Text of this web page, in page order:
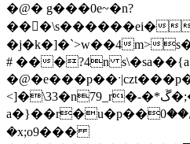
�@� g���0e~�n?
���\ѕ������ei�
�j�k�]�`>w��4m>
# ���?4n
<]�\33�n79_r�-�*ڱ�;�tqx h����in��ѱ��
a�}��r�u�p��ݷ��0�^���alұ��걲݊
�x;o9���